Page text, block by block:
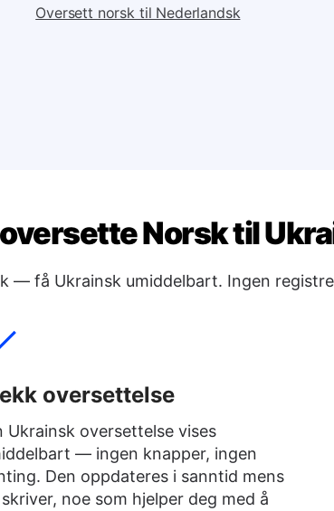
Oversett norsk til Nederlandsk
Norsk til
— få Ukrainsk umiddelbart. Ingen
oversettelse
Ukrainsk oversettelse vises
— ingen knapper, ingen
Den oppdateres i sanntid mens
noe som hjelper deg med å